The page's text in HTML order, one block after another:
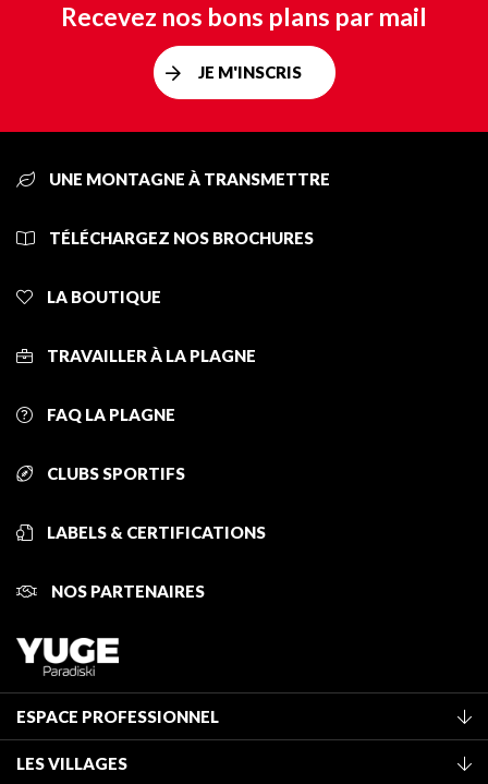
Recevez nos bons plans par mail
JE M'INSCRIS
UNE MONTAGNE À TRANSMETTRE
TÉLÉCHARGEZ NOS BROCHURES
LA BOUTIQUE
TRAVAILLER À LA PLAGNE
FAQ LA PLAGNE
CLUBS SPORTIFS
LABELS & CERTIFICATIONS
NOS PARTENAIRES
ESPACE PROFESSIONNEL
LES VILLAGES